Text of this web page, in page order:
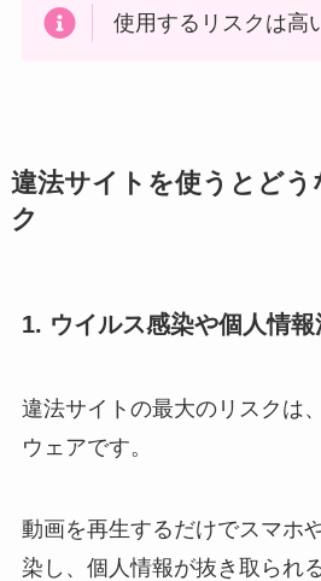
使用するリスクは高
違法サイトを使うとどう
ク
1. ウイルス感染や個人情報
違法サイトの最大のリスクは
ウェアです。
動画を再生するだけでスマホ
染し、個人情報が抜き取られ